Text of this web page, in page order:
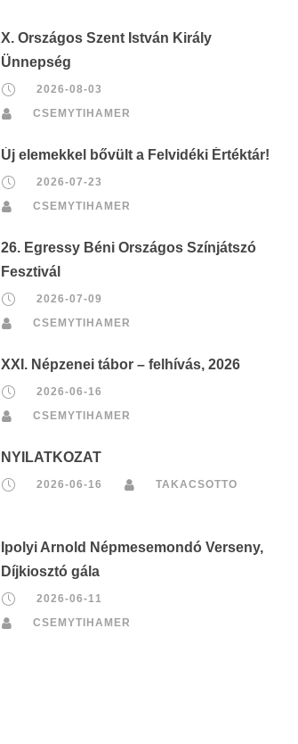
X. Országos Szent István Király
Ünnepség
2026-08-03
CSEMYTIHAMER
Új elemekkel bővült a Felvidéki Értéktár!
2026-07-23
CSEMYTIHAMER
26. Egressy Béni Országos Színjátszó
Fesztivál
2026-07-09
CSEMYTIHAMER
XXI. Népzenei tábor – felhívás, 2026
2026-06-16
CSEMYTIHAMER
NYILATKOZAT
2026-06-16 TAKACSOTTO
Ipolyi Arnold Népmesemondó Verseny,
Díjkiosztó gála
2026-06-11
CSEMYTIHAMER